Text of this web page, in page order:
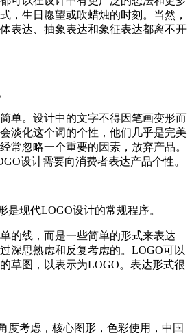
，生日愿望或吹蜡烛的时刻。当然，
表达、抽象表达和象征表达都离不开
单。设计中的文字不得因笔画变形而
淡化这个词的个性，他们几乎是完美
常忽略一个重要的因素，放弃产品。
设计需要向消费者表达产品个性。
是现代LOGO设计的常规程序。
的线，而是一些简单的形式来表达
深思熟虑和反复考虑的。LOGO可以
草图，以表示为LOGO。表达形式很
度考虑，核心图形，色彩使用，中国